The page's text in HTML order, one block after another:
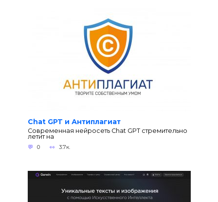
Chat GPT и Антиплагиат
Современная нейросеть Chat GPT стремительно
летит на
0 3.7к.